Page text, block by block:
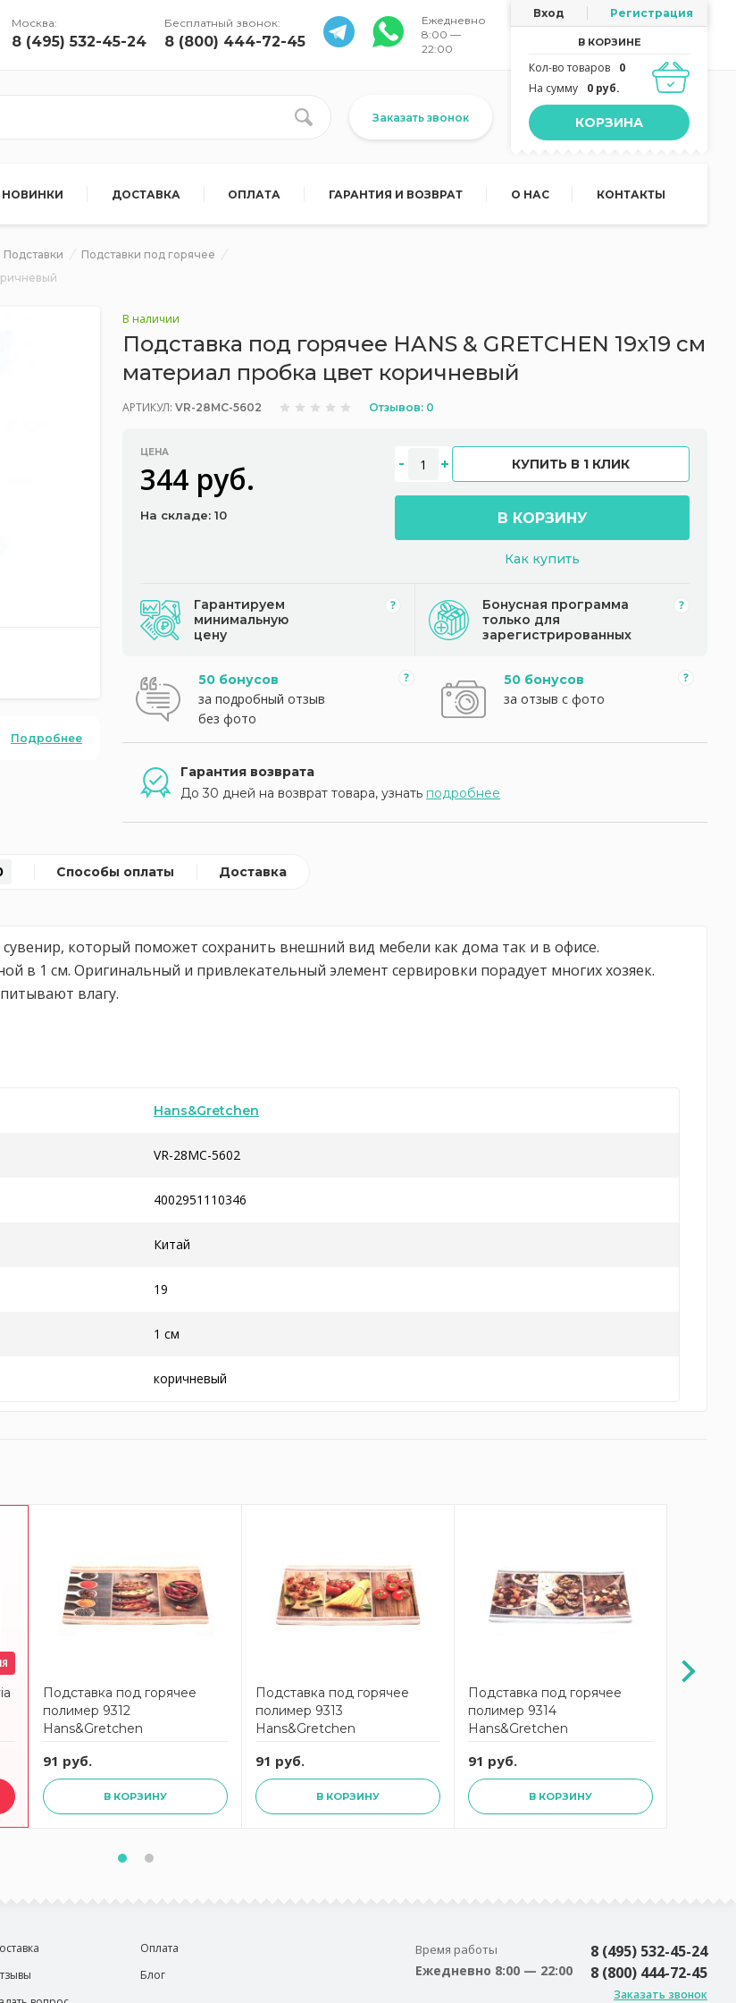
Москва:
8 (495) 532-45-24
Бесплатный звонок:
8 (800) 444-72-45
Ежедневно
8:00 —
22:00
Вход Регистрация
В КОРЗИНЕ
Кол-во товаров
0
На сумму
0 руб.
КОРЗИНА
Заказать звонок
НОВИНКИ ДОСТАВКА ОПЛАТА ГАРАНТИЯ И ВОЗВРАТ О НАС КОНТАКТЫ
Подставки
Подставки под горячее
Подробнее
В наличии
Подставка под горячее HANS & GRETCHEN 19x19 см
материал пробка цвет коричневый
АРТИКУЛ: VR-28MC-5602 Отзывов: 0
ЦЕНА
344 руб.
На складе: 10
КУПИТЬ В 1 КЛИК
В КОРЗИНУ
Как купить
Гарантируем
минимальную
цену
Бонусная программа
только для
зарегистрированных
50 бонусов
за подробный отзыв
без фото
50 бонусов
за отзыв с фото
Гарантия возврата
До 30 дней на возврат товара, узнать подробнее
Способы оплаты Доставка
который поможет сохранить внешний вид мебели как дома так и в офисе.
в 1 см. Оригинальный и привлекательный элемент сервировки порадует многих хозяек.
влагу.
Hans&Gretchen
VR-28MC-5602
4002951110346
Китай
19
1 см
коричневый
Подставка под горячее
полимер 9312
Hans&Gretchen
91 руб.
В КОРЗИНУ
Подставка под горячее
полимер 9313
Hans&Gretchen
91 руб.
В КОРЗИНУ
Подставка под горячее
полимер 9314
Hans&Gretchen
91 руб.
В КОРЗИНУ
Оплата
Блог
Время работы
Ежедневно 8:00 — 22:00
8 (495) 532-45-24
8 (800) 444-72-45
Заказать звонок